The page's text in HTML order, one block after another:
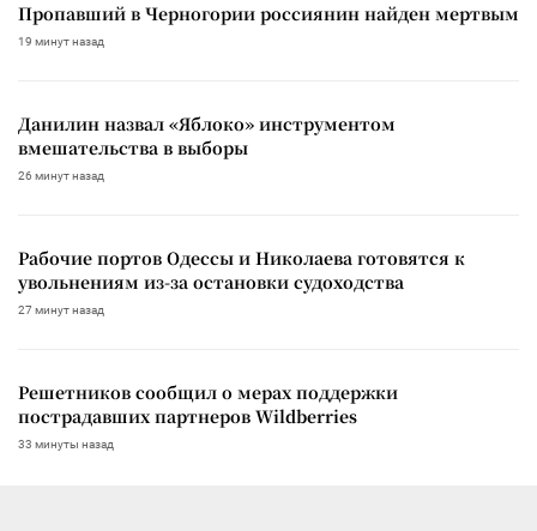
Пропавший в Черногории россиянин найден мертвым
19 минут назад
Данилин назвал «Яблоко» инструментом
вмешательства в выборы
26 минут назад
Рабочие портов Одессы и Николаева готовятся к
увольнениям из-за остановки судоходства
27 минут назад
Решетников сообщил о мерах поддержки
пострадавших партнеров Wildberries
33 минуты назад